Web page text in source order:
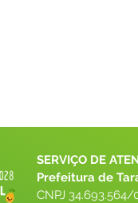
SERVIÇO DE
Prefeitura de
CNPJ 34.693.564/